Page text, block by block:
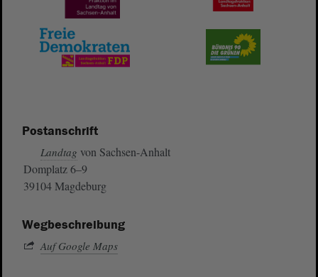
Postanschrift
Landtag von Sachsen-Anhalt
Domplatz 6–9
39104 Magdeburg
Wegbeschreibung
Auf Google Maps